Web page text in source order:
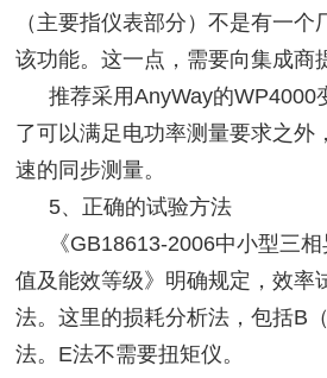
（主要指仪表部分）不是有一
该功能。这一点，需要向集成商
推荐采用AnyWay的WP4000
了可以满足电功率测量要求之外
速的同步测量。
5、正确的试验方法
《GB18613-2006中小型三
值及能效等级》明确规定，效率
法。这里的损耗分析法，包括B
法。E法不需要扭矩仪。